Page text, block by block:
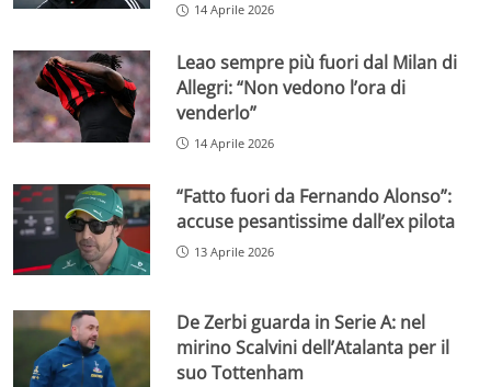
14 Aprile 2026
Leao sempre più fuori dal Milan di
Allegri: “Non vedono l’ora di
venderlo”
14 Aprile 2026
“Fatto fuori da Fernando Alonso”:
accuse pesantissime dall’ex pilota
13 Aprile 2026
De Zerbi guarda in Serie A: nel
mirino Scalvini dell’Atalanta per il
suo Tottenham